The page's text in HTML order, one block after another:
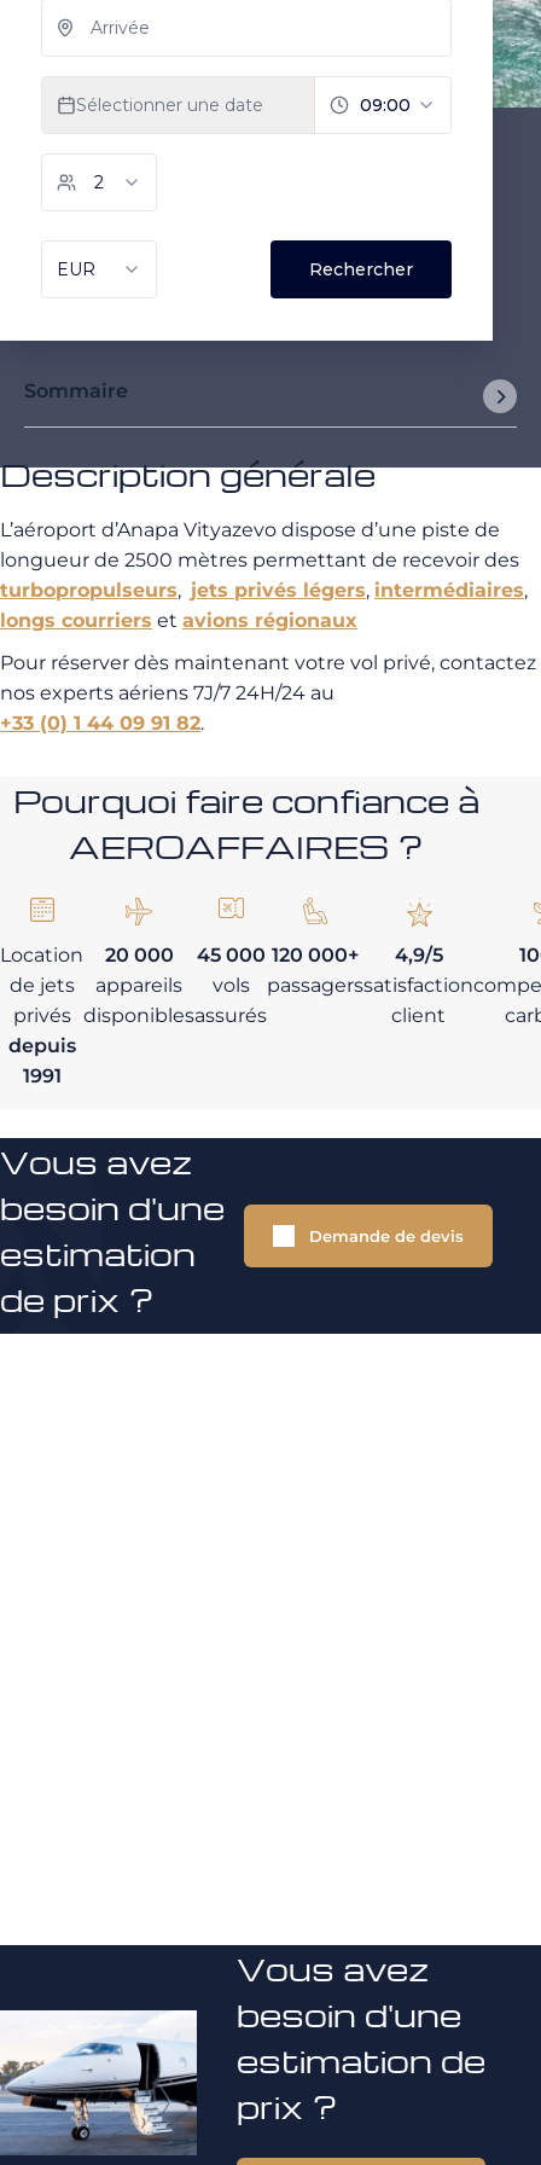
Sommaire
Description générale
L’aéroport d’Anapa Vityazevo dispose d’une piste de
longueur de 2500 mètres permettant de recevoir des
turbopropulseurs, jets privés légers, intermédiaires,
longs courriers et avions régionaux
Pour réserver dès maintenant votre vol privé, contactez
nos experts aériens 7J/7 24H/24 au
+33 (0) 1 44 09 91 82.
Pourquoi faire confiance à
AEROAFFAIRES ?
Location
de jets
privés
depuis
1991
20 000
appareils
disponibles
45 000
vols
assurés
120 000+
passagers
4,9/5
satisfaction
client
Vous avez
besoin d'une
estimation
de prix ?
Demande de devis
Vous avez
besoin d'une
estimation de
prix ?